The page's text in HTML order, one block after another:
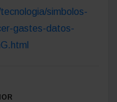
simbolos-
gastes-datos-